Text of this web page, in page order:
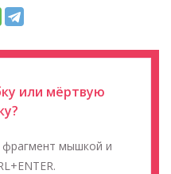
или мёртвую
мышкой и